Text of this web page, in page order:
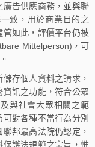
告供應商務，並與聯
致，用於商業目的之
如此，評價平台仍被
Mittelperson)，可
存個人資料之請求，
訊之功能，符合公眾
與社會大眾相關之範
對各種不當行為分別
邦最高法院仍認定，
護法規範之宗旨，惟